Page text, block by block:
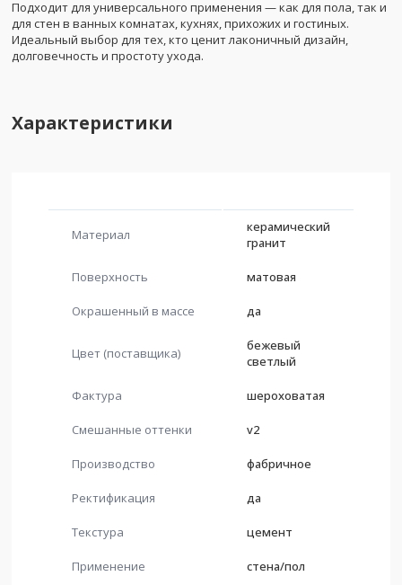
Подходит для универсального применения — как для пола, так и
для стен в ванных комнатах, кухнях, прихожих и гостиных.
Идеальный выбор для тех, кто ценит лаконичный дизайн,
долговечность и простоту ухода.
Характеристики
Материал
керамический
гранит
Поверхность матовая
Окрашенный в массе да
Цвет (поставщика)
бежевый
светлый
Фактура шероховатая
Смешанные оттенки v2
Производство фабричное
Ректификация да
Текстура цемент
Применение стена/пол